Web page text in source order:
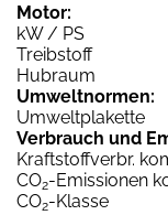
Motor:
kW / PS
Treibstoff
Hubraum
Umweltnormen:
Umweltplakette
Verbrauch und
Kraftstoffverbr.
CO2-Emissionen
CO2-Klasse